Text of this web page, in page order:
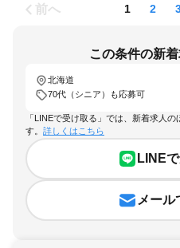
前へ 1 2
この条件の新
北海道
70代（シニア）も応募可
「LINEで受け取る」では、新着求人
す。 詳しくはこちら
LINE
メール